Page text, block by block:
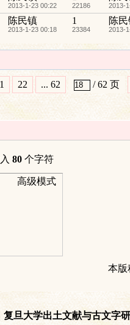
2013-1-23 00:22 22186 2013-
陈民镇
2013-1-23 00:18
1
23384
陈
2013-
22 ... 62 / 62 页
入80 个字符
高级模式
本版
复旦大学出土文献与古文字